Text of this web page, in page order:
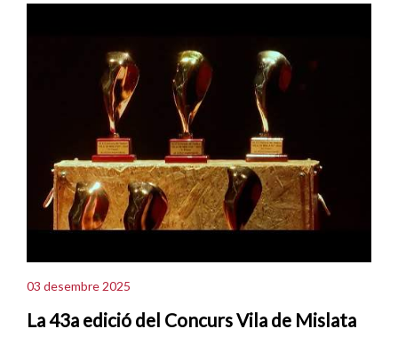
03 desembre 2025
La 43a edició del Concurs Vila de Mislata